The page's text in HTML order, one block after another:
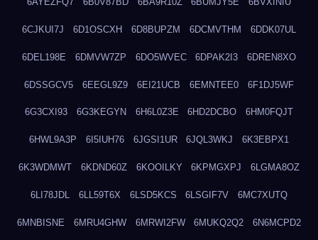
6CJKUI7J 6D1OSCXH 6D8BUPZM 6DCMVTHM 6DDK07UL
6DEL198E 6DMVW7ZP 6DO5WVEC 6DPAK2I3 6DREN8XO
6DSSGCV5 6EEGL9Z9 6EI21UCB 6EMNTEE0 6F1DJ5WF
6G3CXI93 6G3KEGYN 6H6L0Z3E 6HD2DCBO 6HM0FQJT
6HWL9A3P 6I5IUH76 6JGSI1UR 6JQL3WKJ 6K3EBPX1
6K3WDMWT 6KDND60Z 6KOOILKY 6KPMGXPJ 6LGMA8OZ
6LI78JDL 6LL59T6X 6LSD5KCS 6LSGIF7V 6MC7XUTQ
6MNBISNE 6MRU4GHW 6MRWI2FW 6MUKQ2Q2 6N6MCPD2